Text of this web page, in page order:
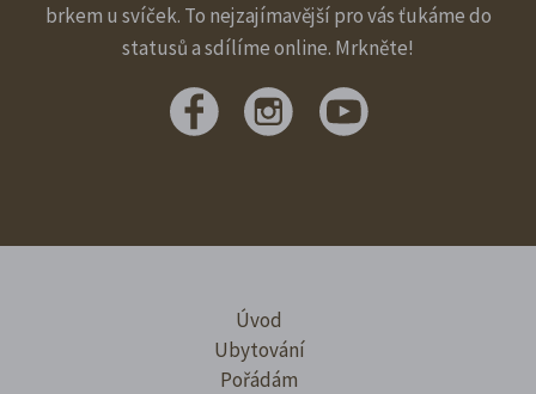
brkem u svíček. To nejzajímavější pro vás ťukáme do
statusů a sdílíme online. Mrkněte!
Úvod
Ubytování
Pořádám